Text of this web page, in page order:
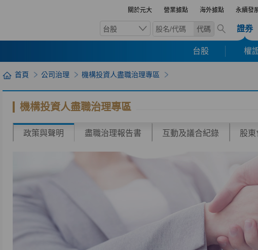
關於元大 營業據點 海外據點 永續發
台股 代碼 證券
台股 權
首頁 公司治理 機構投資人盡職治理專區
機構投資人盡職治理專區
政策與聲明 盡職治理報告書 互動及議合紀錄 股東